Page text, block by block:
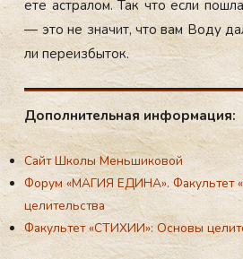
ете ас­тра­лом. Так что ес­ли
— это не зна­чит, что вам Во­ду
ли пе­ре­из­бы­ток.
До­пол­ни­тель­ная ин­фор­ма­ция:
Сайт Школы Меньшиковой
Форум «МАГИЯ ЕДИНА». Факультет
целительства
Факультет «СТИХИИ»: Основы